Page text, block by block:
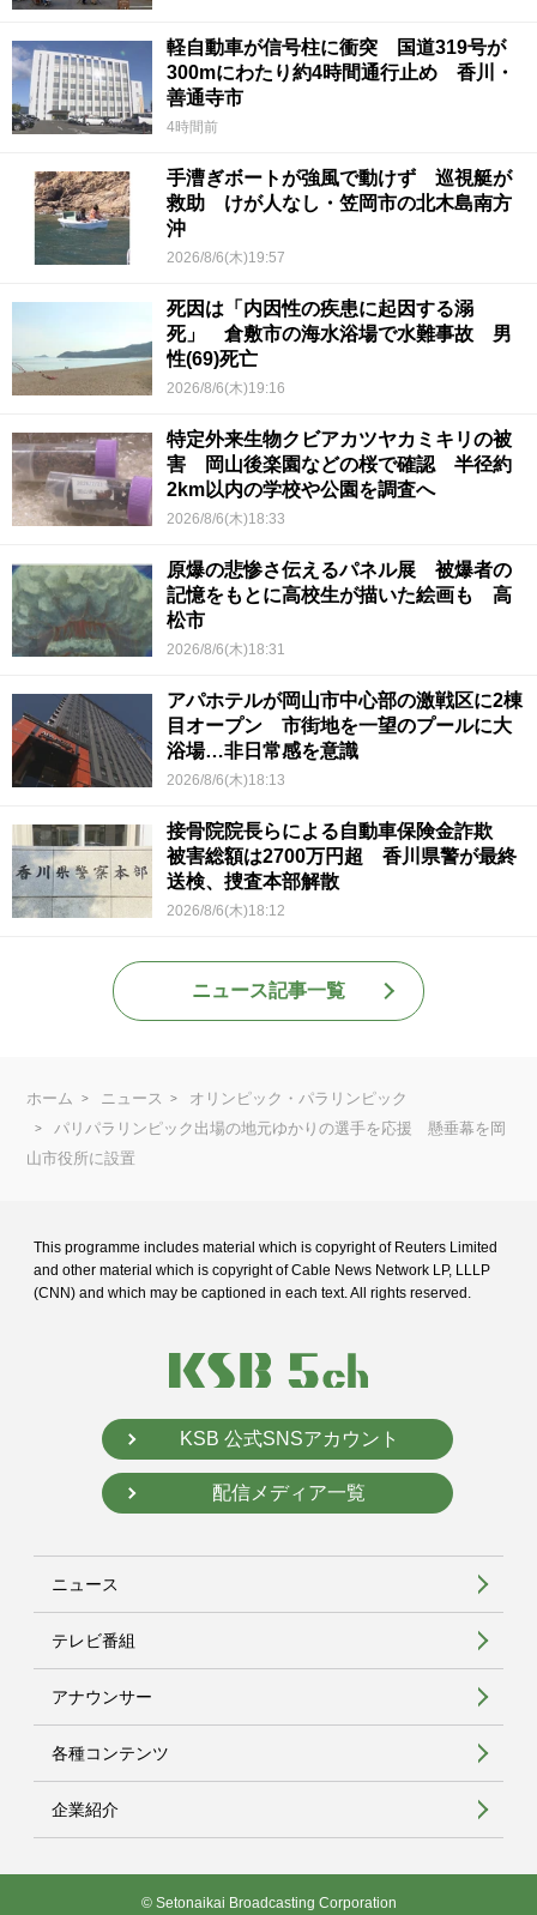
軽自動車が信号柱に衝突 国道319号が
300mにわたり約4時間通行止め 香川・
善通寺市
4時間前
手漕ぎボートが強風で動けず 巡視艇が
救助 けが人なし・笠岡市の北木島南方
沖
2026/8/6(木)19:57
死因は「内因性の疾患に起因する溺
死」 倉敷市の海水浴場で水難事故 男
性(69)死亡
2026/8/6(木)19:16
特定外来生物クビアカツヤカミキリの被
害 岡山後楽園などの桜で確認 半径約
2km以内の学校や公園を調査へ
2026/8/6(木)18:33
原爆の悲惨さ伝えるパネル展 被爆者の
記憶をもとに高校生が描いた絵画も 高
松市
2026/8/6(木)18:31
アパホテルが岡山市中心部の激戦区に2棟
目オープン 市街地を一望のプールに大
浴場…非日常感を意識
2026/8/6(木)18:13
接骨院院長らによる自動車保険金詐欺
被害総額は2700万円超 香川県警が最終
送検、捜査本部解散
2026/8/6(木)18:12
ニュース記事一覧
ホーム ニュース
オリンピック・パラリンピック
パリパラリンピック出場の地元ゆかりの選手を応援 懸垂幕を岡
山市役所に設置
This programme includes material which is copyright of Reuters Limited
and other material which is copyright of Cable News Network LP, LLLP
(CNN) and which may be captioned in each text. All rights reserved.
KSB 公式SNSアカウント
配信メディア一覧
ニュース
テレビ番組
アナウンサー
各種コンテンツ
企業紹介
© Setonaikai Broadcasting Corporation